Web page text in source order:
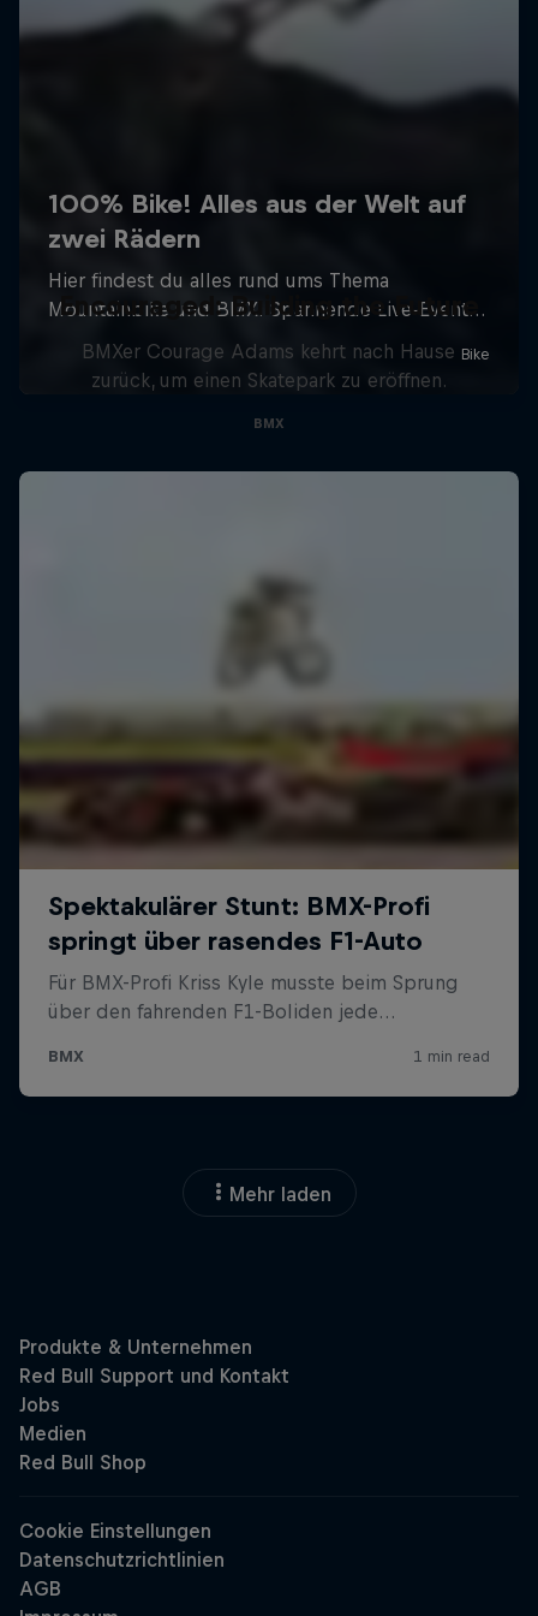
Encouraged: Building the Future
BMXer Courage Adams kehrt nach Hause
zurück, um einen Skatepark zu eröffnen.
BMX
Mehr laden